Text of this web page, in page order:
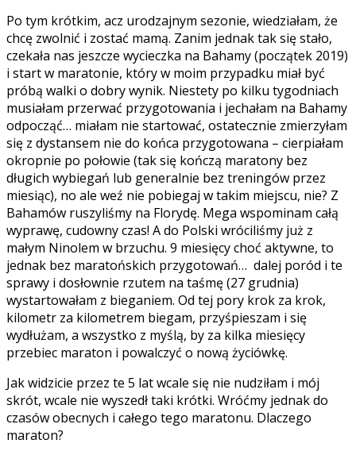
Po tym krótkim, acz urodzajnym sezonie, wiedziałam, że
chcę zwolnić i zostać mamą. Zanim jednak tak się stało,
czekała nas jeszcze wycieczka na Bahamy (początek 2019)
i start w maratonie, który w moim przypadku miał być
próbą walki o dobry wynik. Niestety po kilku tygodniach
musiałam przerwać przygotowania i jechałam na Bahamy
odpocząć… miałam nie startować, ostatecznie zmierzyłam
się z dystansem nie do końca przygotowana – cierpiałam
okropnie po połowie (tak się kończą maratony bez
długich wybiegań lub generalnie bez treningów przez
miesiąc), no ale weź nie pobiegaj w takim miejscu, nie? Z
Bahamów ruszyliśmy na Florydę. Mega wspominam całą
wyprawę, cudowny czas! A do Polski wróciliśmy już z
małym Ninolem w brzuchu. 9 miesięcy choć aktywne, to
jednak bez maratońskich przygotowań… dalej poród i te
sprawy i dosłownie rzutem na taśmę (27 grudnia)
wystartowałam z bieganiem. Od tej pory krok za krok,
kilometr za kilometrem biegam, przyśpieszam i się
wydłużam, a wszystko z myślą, by za kilka miesięcy
przebiec maraton i powalczyć o nową życiówkę.
Jak widzicie przez te 5 lat wcale się nie nudziłam i mój
skrót, wcale nie wyszedł taki krótki. Wróćmy jednak do
czasów obecnych i całego tego maratonu. Dlaczego
maraton?